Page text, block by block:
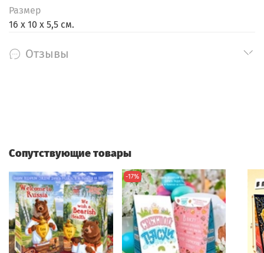
Размер
16 х 10 х 5,5 см.
Отзывы
Сопутствующие товары
-17%